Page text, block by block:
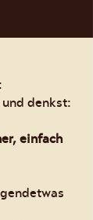
denkst:
einfach